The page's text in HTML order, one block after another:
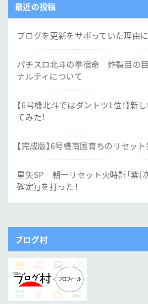
最近の投稿
ブログを更新をサボっていた理由
パチスロ北斗の拳宿命 炸裂目の
ナルティについて
【6号機北斗ではダントツ1位！】新
てみた！
【完成版】6号機南国育ちのリセッ
星矢SP 朝一リセット火時計「紫(
確定)」を打った！
ブログ村